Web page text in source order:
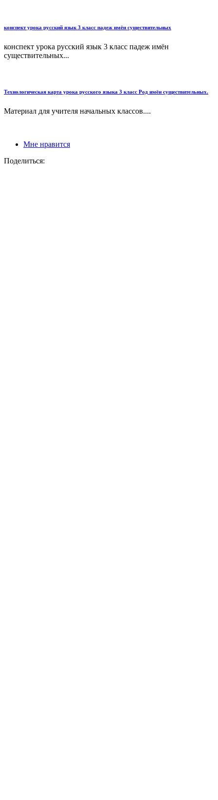
конспект урока русский язык 3 класс падеж имён существительных
конспект урока русский язык 3 класс падеж имён
существительных...
Технологическая карта урока русского языка 3 класс Род имён существительных.
Материал для учителя начальных классов....
Мне нравится
Поделиться: